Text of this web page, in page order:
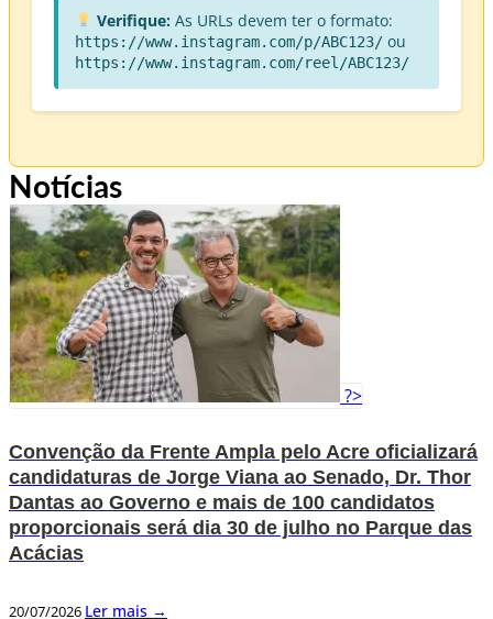
Verifique: As URLs devem ter o formato:
https://www.instagram.com/p/ABC123/ ou
https://www.instagram.com/reel/ABC123/
Notícias
?>
Convenção da Frente Ampla pelo Acre oficializará
candidaturas de Jorge Viana ao Senado, Dr. Thor
Dantas ao Governo e mais de 100 candidatos
proporcionais será dia 30 de julho no Parque das
Acácias
20/07/2026 Ler mais →